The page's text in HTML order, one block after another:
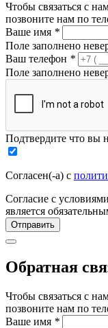
Чтобы связаться с
позвоните нам по
Ваше имя *
Поле заполнено
Ваш телефон *
Поле заполнено
Подтвердите что вы
Согласен(-а) с
Согласие с условиями
является
Отправить
Обратная
Чтобы связаться с
позвоните нам по
Ваше имя *